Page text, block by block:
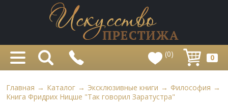
(0) 0
Главная → Каталог → Эксклюзивные книги → Философия →
Книга Фридрих Ницше "Так говорил Заратустра"